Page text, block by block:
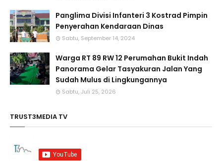
Panglima Divisi Infanteri 3 Kostrad Pimpin
Penyerahan Kendaraan Dinas
Sabtu, September 14, 2024
Warga RT 89 RW 12 Perumahan Bukit Indah
Panorama Gelar Tasyakuran Jalan Yang
Sudah Mulus di Lingkungannya
Sabtu, Juli 25, 2026
TRUST3MEDIA TV